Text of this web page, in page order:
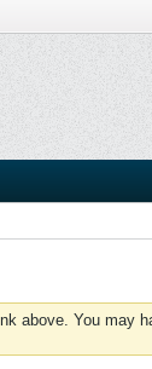
above. You may